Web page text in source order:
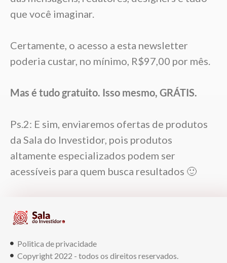
que você imaginar.
Certamente, o acesso a esta newsletter
poderia custar, no mínimo, R$97,00 por mês.
Mas é tudo gratuito. Isso mesmo, GRÁTIS.
Ps.2: E sim, enviaremos ofertas de produtos
da Sala do Investidor, pois produtos
altamente especializados podem ser
acessíveis para quem busca resultados 🙂
Politica de privacidade
Copyright 2022 - todos os direitos reservados.